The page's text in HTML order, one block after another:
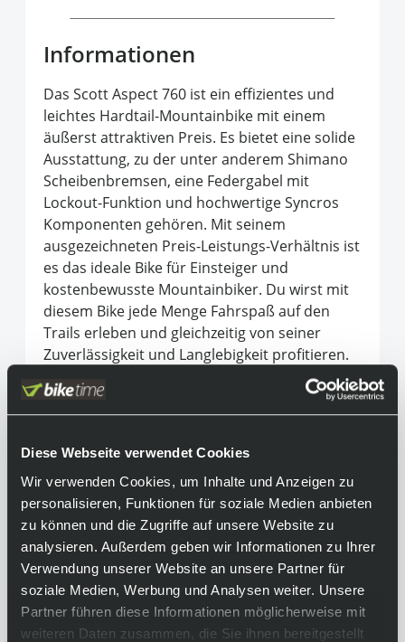
Diese Webseite verwendet Cookies
Wir verwenden Cookies, um Inhalte und Anzeigen zu
personalisieren, Funktionen für soziale Medien anbieten
zu können und die Zugriffe auf unsere Website zu
analysieren. Außerdem geben wir Informationen zu Ihrer
Verwendung unserer Website an unsere Partner für
soziale Medien, Werbung und Analysen weiter. Unsere
Partner führen diese Informationen möglicherweise mit
weiteren Daten zusammen, die Sie ihnen bereitgestellt
Informationen
Das Scott Aspect 760 ist ein effizientes und
leichtes Hardtail-Mountainbike mit einem
äußerst attraktiven Preis. Es bietet eine solide
Ausstattung, zu der unter anderem Shimano
Scheibenbremsen, eine Federgabel mit
Lockout-Funktion und hochwertige Syncros
Komponenten gehören. Mit seinem
ausgezeichneten Preis-Leistungs-Verhältnis ist
es das ideale Bike für Einsteiger und
kostenbewusste Mountainbiker. Du wirst mit
diesem Bike jede Menge Fahrspaß auf den
Trails erleben und gleichzeitig von seiner
Zuverlässigkeit und Langlebigkeit profitieren.
Das Scott Aspect 760 ermöglicht dir den
Einstieg in die Welt des Mountainbikens, ohne
dabei Kompromisse bei der Qualität und
Equipment
Achtung:
Das abgebildete Fahrrad kann aufgrund
unterschiedlicher Konfigurationen vom
endgültigen Produkt abweichen. Bitte
beachte hierfür unsere technischen Daten!